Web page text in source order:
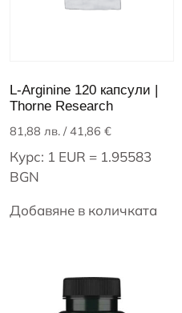
L-Arginine 120 капсули |
Thorne Research
81,88 лв./ 41,86 €
Курс: 1 EUR = 1.95583
BGN
Добавяне в количката